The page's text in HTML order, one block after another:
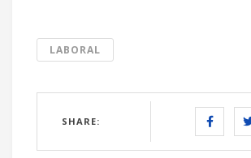
LABORAL
SHARE: